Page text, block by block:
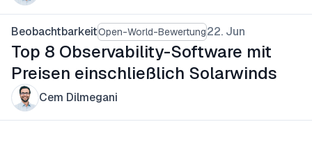
BeobachtbarkeitOpen-World-Bewertung22. Jun
Top 8 Observability-Software mit
Preisen einschließlich Solarwinds
Cem Dilmegani